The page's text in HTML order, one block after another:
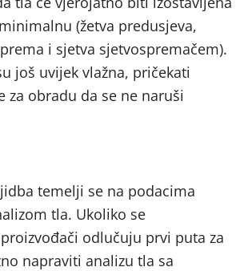
(žetva predusjeva,
i sjetva sjetvospremačem).
još uvijek vlažna, pričekati
za obradu da se ne naruši
temelji se na podacima
tla. Ukoliko se
odlučuju prvi puta za
napraviti analizu tla sa